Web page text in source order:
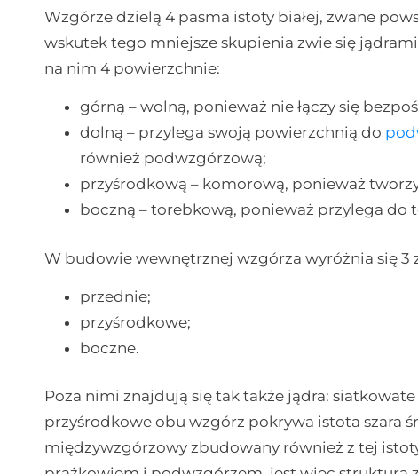
Wzgórze dzielą 4 pasma istoty białej, zwane
wskutek tego mniejsze skupienia zwie się
na nim 4 powierzchnie:
górną – wolną, ponieważ nie łączy się
dolną – przylega swoją powierzchnią do
również podwzgórzową;
przyśrodkową – komorową, ponieważ
boczną – torebkową, ponieważ przylega do
W budowie wewnętrznej wzgórza wyróżnia się 3
przednie;
przyśrodkowe;
boczne.
Poza nimi znajdują się tak także jądra:
przyśrodkowe obu wzgórz pokrywa istota szara
międzywzgórzowy zbudowany również z tej